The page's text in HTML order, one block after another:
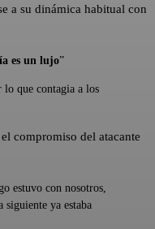
a su dinámica habitual con
es un lujo”
lo que contagia a los
compromiso del atacante
estuvo con nosotros,
ya estaba